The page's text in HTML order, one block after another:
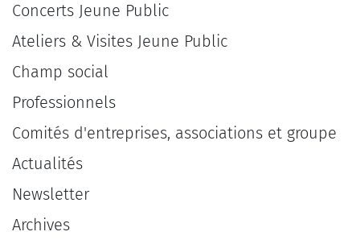
Concerts Jeune Public
Ateliers & Visites Jeune Public
Champ social
Professionnels
Comités d'entreprises, associations et groupe
Actualités
Newsletter
Archives